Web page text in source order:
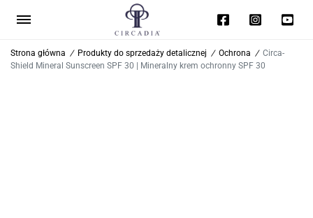
Strona główna / Produkty do sprzedaży detalicznej / Ochrona / Circa-
Shield Mineral Sunscreen SPF 30 | Mineralny krem ochronny SPF 30